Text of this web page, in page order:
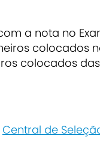
a nota no
colocados
colocados
Central de